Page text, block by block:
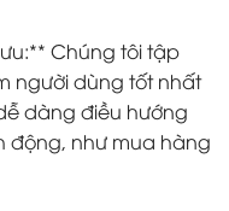
Chúng tôi tập
người dùng tốt nhất
dàng điều hướng
động, như mua hàng